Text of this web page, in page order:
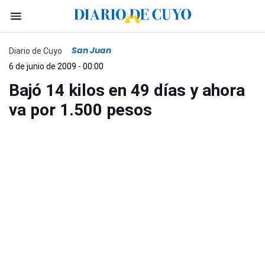
Diario de Cuyo San Juan
6 de junio de 2009 - 00:00
Bajó 14 kilos en 49 días y ahora
va por 1.500 pesos